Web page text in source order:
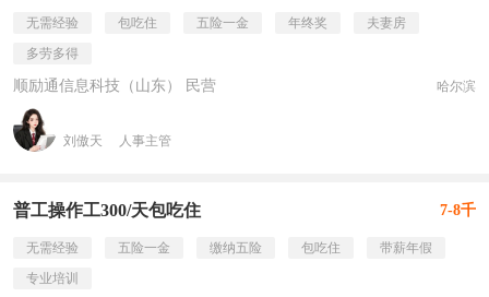
无需经验 包吃住 五险一金 年终奖
夫妻房
多劳多得
顺励通信息科技（山东） 民营 哈尔滨
刘傲天 人事主管
普工操作工300/天包吃住 7-8千
无需经验 五险一金 缴纳五险 包吃住
带薪年假
专业培训